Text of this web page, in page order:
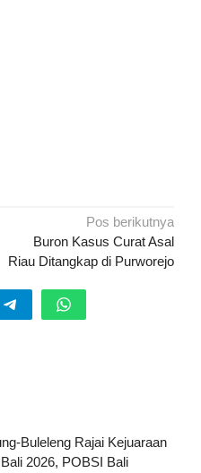
Pos berikutnya
Buron Kasus Curat Asal
Riau Ditangkap di Purworejo
Buleleng Rajai Kejuaraan
2026, POBSI Bali